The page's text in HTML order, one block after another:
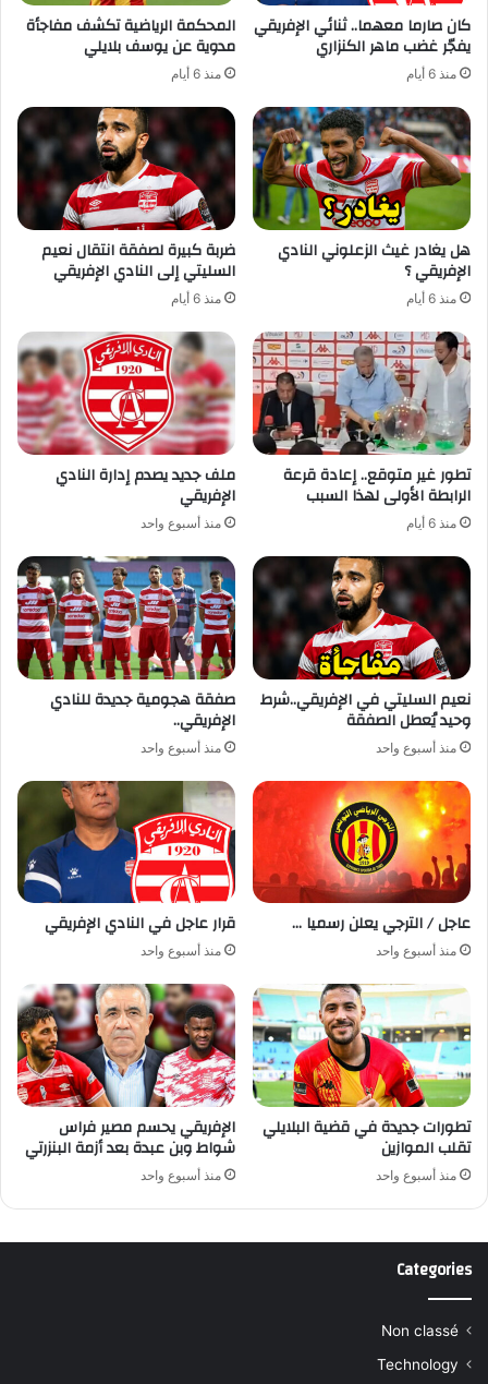
كان صارما معهما.. ثنائي الإفريقي
يفجّر غضب ماهر الكنزاري
منذ 6 أيام
المحكمة الرياضية تكشف مفاجأة
مدوية عن يوسف بلايلي
منذ 6 أيام
هل يغادر غيث الزعلوني النادي
الإفريقي ؟
منذ 6 أيام
ضربة كبيرة لصفقة انتقال نعيم
السليتي إلى النادي الإفريقي
منذ 6 أيام
تطور غير متوقع.. إعادة قرعة
الرابطة الأولى لهذا السبب
منذ 6 أيام
ملف جديد يصدم إدارة النادي
الإفريقي
منذ أسبوع واحد
نعيم السليتي في الإفريقي..شرط
وحيد يُعطل الصفقة
منذ أسبوع واحد
صفقة هجومية جديدة للنادي
الإفريقي..
منذ أسبوع واحد
عاجل / الترجي يعلن رسميا …
منذ أسبوع واحد
قرار عاجل في النادي الإفريقي
منذ أسبوع واحد
تطورات جديدة في قضية البلايلي
تقلب الموازين
منذ أسبوع واحد
الإفريقي يحسم مصير فراس
شواط وبن عبدة بعد أزمة البنزرتي
منذ أسبوع واحد
Categories
Non classé
Technology